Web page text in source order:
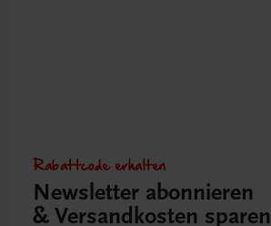
Rabattcode erhalten
Newsletter abonnieren
& Versandkosten sparen